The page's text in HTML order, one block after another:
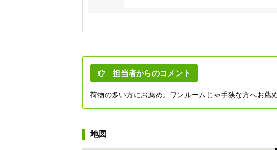
担当者からのコメント
荷物の多い方にお薦め。ワンルームじゃ手狭な方へお薦め
地図